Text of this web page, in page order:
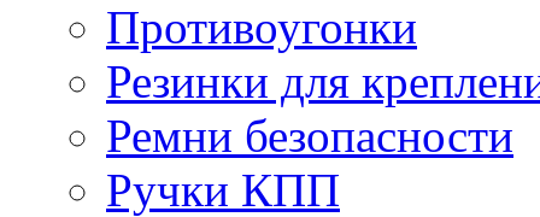
Противоугонки
Резинки для
Ремни безопасности
Ручки КПП